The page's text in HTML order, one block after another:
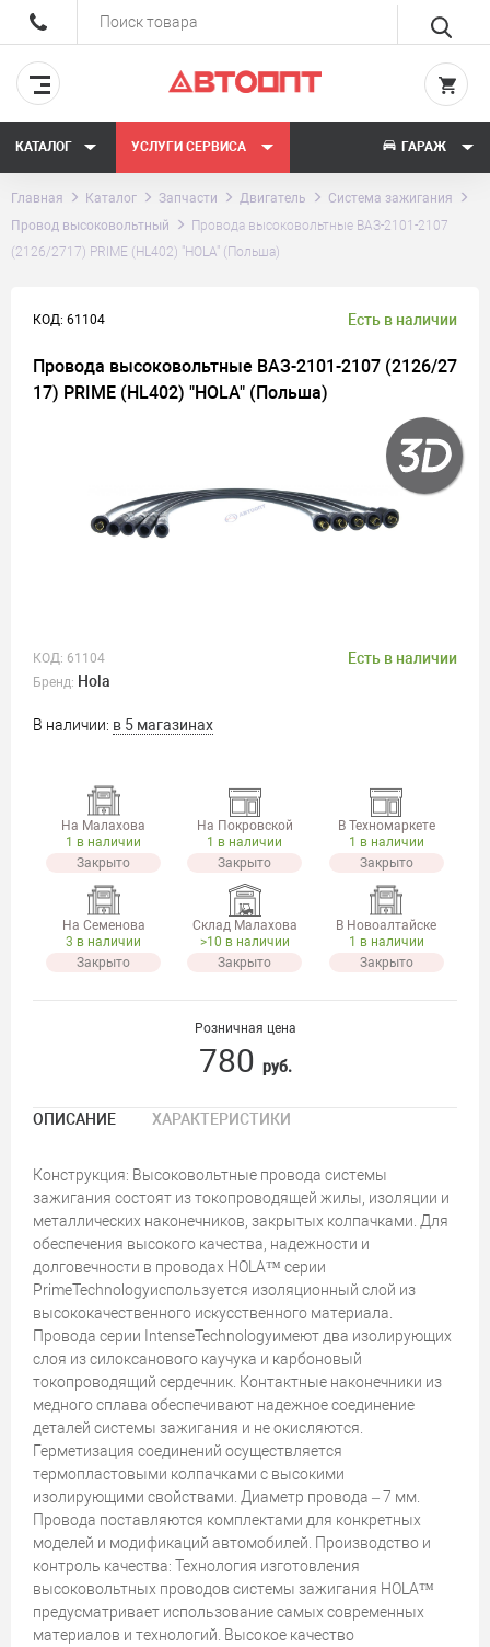
КАТАЛОГ УСЛУГИ СЕРВИСА ГАРАЖ
Главная Каталог Запчасти Двигатель
Система зажигания
Провод высоковольтный
Провода высоковольтные ВАЗ-2101-2107
(2126/2717) PRIME (HL402) "HOLA" (Польша)
КОД: 61104 Есть в наличии
Провода высоковольтные ВАЗ-2101-2107 (2126/27
17) PRIME (HL402) "HOLA" (Польша)
КОД: 61104 Есть в наличии
Бренд: Hola
В наличии: в 5 магазинах
На Малахова
1 в наличии
Закрыто
На Покровской
1 в наличии
Закрыто
В Техномаркете
1 в наличии
Закрыто
На Семенова
3 в наличии
Закрыто
Склад Малахова
>10 в наличии
Закрыто
В Новоалтайске
1 в наличии
Закрыто
Розничная цена
780 руб.
ОПИСАНИЕ ХАРАКТЕРИСТИКИ
Конструкция: Высоковольтные провода системы
зажигания состоят из токопроводящей жилы, изоляции и
металлических наконечников, закрытых колпачками. Для
обеспечения высокого качества, надежности и
долговечности в проводах HOLA™ серии
PrimeTechnologyиспользуется изоляционный слой из
высококачественного искусственного материала.
Провода серии IntenseTechnologyимеют два изолирующих
слоя из силоксанового каучука и карбоновый
токопроводящий сердечник. Контактные наконечники из
медного сплава обеспечивают надежное соединение
деталей системы зажигания и не окисляются.
Герметизация соединений осуществляется
термопластовыми колпачками с высокими
изолирующими свойствами. Диаметр провода – 7 мм.
Провода поставляются комплектами для конкретных
моделей и модификаций автомобилей. Производство и
контроль качества: Технология изготовления
высоковольтных проводов системы зажигания HOLA™
предусматривает использование самых современных
материалов и технологий. Высокое качество